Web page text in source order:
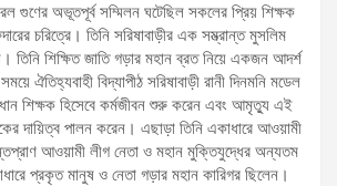
গুণের অভূতপূর্ব সম্মিলন ঘটেছিল সকলের প্রিয় শিক্ষক
চরিত্রে। তিনি সরিষাবাড়ীর এক সম্ভ্রান্ত মুসলিম
তিনি শিক্ষিত জাতি গড়ার মহান ব্রত নিয়ে একজন আদর্শ
ঐতিহ্যবাহী বিদ্যাপীঠ সরিষাবাড়ী রানী দিনমনি মডেল
শিক্ষক হিসেবে কর্মজীবন শুরু করেন এবং আমৃত্যু এই
দায়িত্ব পালন করেন। এছাড়া তিনি একাধারে আওয়ামী
আওয়ামী লীগ নেতা ও মহান মুক্তিযুদ্ধের অন্যতম
প্রকৃত মানুষ ও নেতা গড়ার মহান কারিগর ছিলেন।